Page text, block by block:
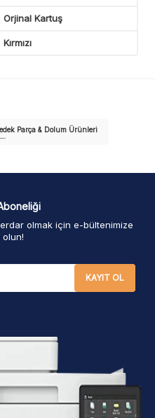
Orjinal Kartuş
Kırmızı
Parça & Dolum Ürünleri
olmak için e-bültenimize
olun!
KAYIT OL